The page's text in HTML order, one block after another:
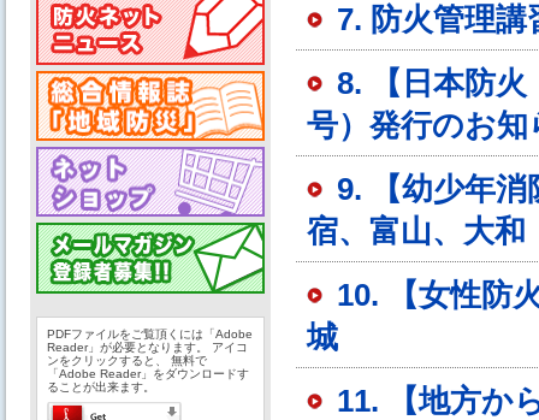
PDFファイルをご覧頂くには「Adobe
Reader」が必要となります。 アイコ
ンをクリックすると、 無料で
「Adobe Reader」をダウンロードす
ることが出来ます。
7. 防火管理
8. 【日本防火
号）発行のお知
9. 【幼少年
宿、富山、大和
10. 【女性防
城
11. 【地方か